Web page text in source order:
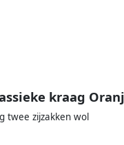
kraag
twee zijzakken wol